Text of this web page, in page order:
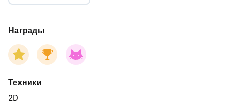
Награды
Техники
2D